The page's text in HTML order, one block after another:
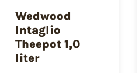
Wedwood
Intaglio
Theepot 1,0
liter